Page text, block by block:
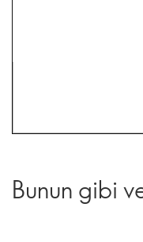
Bunun gibi